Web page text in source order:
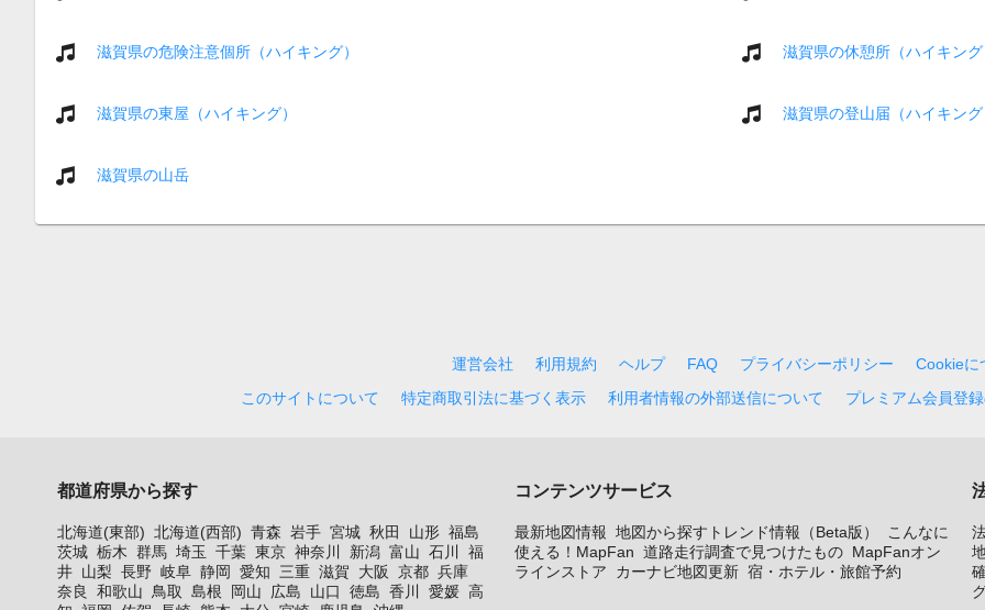
滋賀県の危険注意個所（ハイキング） 滋賀県の休憩所（ハイキング
滋賀県の東屋（ハイキング） 滋賀県の登山届（ハイキング
滋賀県の山岳
運営会社 利用規約 ヘルプ FAQ プライバシーポリシー
Cookieに
このサイトについて
特定商取引法に基づく表示 利用者情報の外部送信について プレミアム会員登
都道府県から探す
北海道(東部) 北海道(西部) 青森 岩手 宮城 秋田 山形 福島
茨城 栃木 群馬 埼玉 千葉 東京 神奈川 新潟 富山 石川
福
井 山梨 長野 岐阜 静岡 愛知 三重 滋賀 大阪 京都 兵庫
奈良
和歌山 鳥取 島根 岡山 広島 山口 徳島 香川 愛媛 高
コンテンツサービス
最新地図情報 地図から探すトレンド情報（Beta版）
こんなに
使える！MapFan 道路走行調査で見つけたもの MapFanオン
ラインストア
カーナビ地図更新 宿・ホテル・旅館予約